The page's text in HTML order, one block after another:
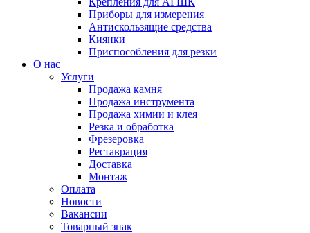
Приборы для измерения
Антискользящие средства
Киянки
Приспособления для резки
О нас
Услуги
Продажа камня
Продажа инструмента
Продажа химии и клея
Резка и обработка
Фрезеровка
Реставрация
Доставка
Монтаж
Оплата
Новости
Вакансии
Товарный знак